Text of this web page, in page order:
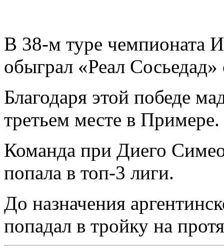
В 38-м туре чемпионата
обыграл «Реал Сосьедад»
Благодаря этой победе
третьем месте в Примере.
Команда при Диего
попала в топ-3 лиги.
До назначения
попадал в тройку на